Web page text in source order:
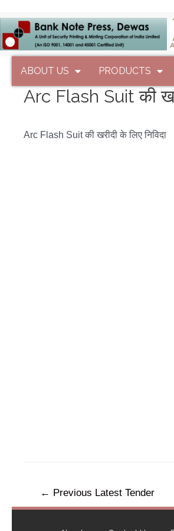
ABOUT US PRODUCTS
Arc Flash Suit की
Arc Flash Suit की खरीदी के लिए निविदा
← Previous Latest Tender